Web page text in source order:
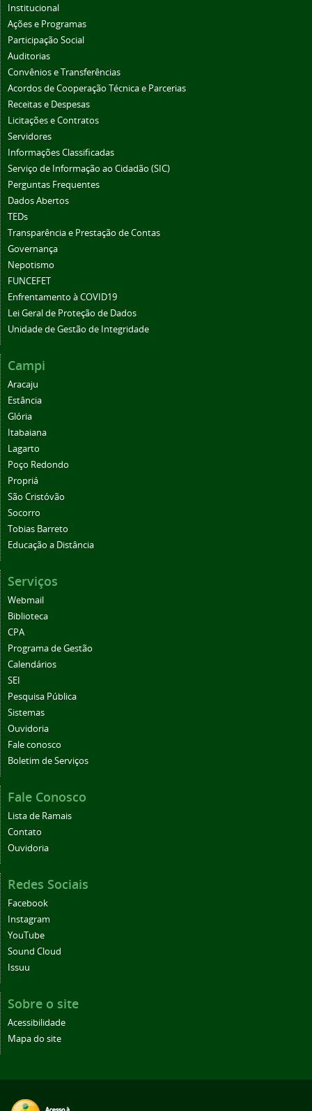
Institucional
Ações e Programas
Participação Social
Auditorias
Convênios e Transferências
Acordos de Cooperação Técnica e Parcerias
Receitas e Despesas
Licitações e Contratos
Servidores
Informações Classificadas
Serviço de Informação ao Cidadão (SIC)
Perguntas Frequentes
Dados Abertos
TEDs
Transparência e Prestação de Contas
Governança
Nepotismo
FUNCEFET
Enfrentamento à COVID19
Lei Geral de Proteção de Dados
Unidade de Gestão de Integridade
Campi
Aracaju
Estância
Glória
Itabaiana
Lagarto
Poço Redondo
Propriá
São Cristóvão
Socorro
Tobias Barreto
Educação a Distância
Serviços
Webmail
Biblioteca
CPA
Programa de Gestão
Calendários
SEI
Pesquisa Pública
Sistemas
Ouvidoria
Fale conosco
Boletim de Serviços
Fale Conosco
Lista de Ramais
Contato
Ouvidoria
Redes Sociais
Facebook
Instagram
YouTube
Sound Cloud
Issuu
Sobre o site
Acessibilidade
Mapa do site